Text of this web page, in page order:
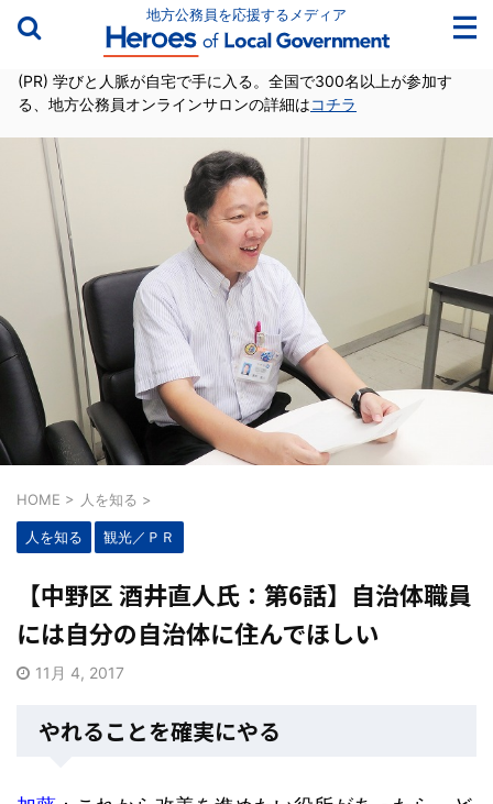
地方公務員を応援するメディア
(PR) 学びと人脈が自宅で手に入る。全国で300名以上が参加す
る、地方公務員オンラインサロンの詳細はコチラ
HOME > 人を知る >
人を知る 観光／ＰＲ
【中野区 酒井直人氏：第6話】自治体職員
には自分の自治体に住んでほしい
11月 4, 2017
やれることを確実にやる